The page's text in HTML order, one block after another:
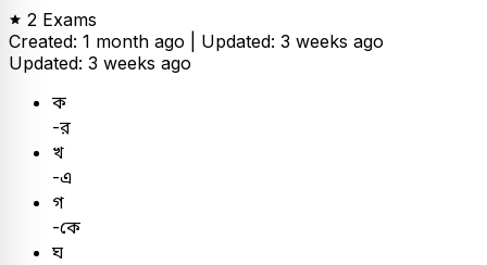
2 Exams
Created: 1 month ago | Updated: 3 weeks ago
Updated: 3 weeks ago
ক
-র
খ
-এ
গ
-কে
ঘ